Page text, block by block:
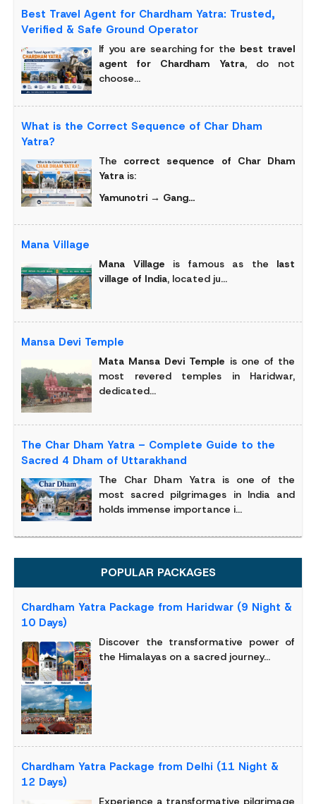
Best Travel Agent for Chardham Yatra: Trusted,
Verified & Safe Ground Operator
If you are searching for the best travel
agent for Chardham Yatra, do not
choose...
What is the Correct Sequence of Char Dham
Yatra?
The correct sequence of Char Dham
Yatra is:
Yamunotri → Gang...
Mana Village
Mana Village is famous as the last
village of India, located ju...
Mansa Devi Temple
Mata Mansa Devi Temple is one of the
most revered temples in Haridwar,
dedicated...
The Char Dham Yatra – Complete Guide to the
Sacred 4 Dham of Uttarakhand
The Char Dham Yatra is one of the
most sacred pilgrimages in India and
holds immense importance i...
POPULAR PACKAGES
Chardham Yatra Package from Haridwar (9 Night &
10 Days)
Discover the transformative power of
the Himalayas on a sacred journey...
Chardham Yatra Package from Delhi (11 Night &
12 Days)
Experience a transformative pilgrimage